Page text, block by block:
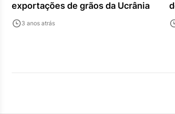
exportações de grãos da Ucrânia
3 anos atrás